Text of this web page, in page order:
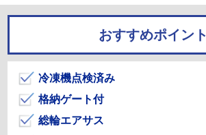
おすすめポイント
冷凍機点検済み
格納ゲート付
総輪エアサス